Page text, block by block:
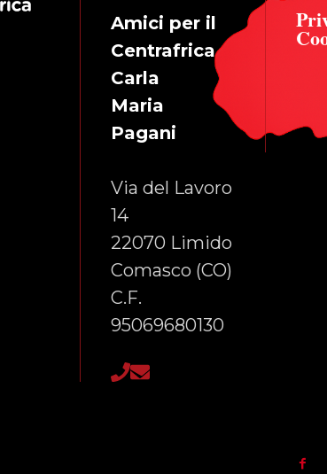
Amici per il
Centrafrica
Carla
Maria
Pagani
Via del Lavoro
14
22070 Limido
Comasco (CO)
C.F.
95069680130